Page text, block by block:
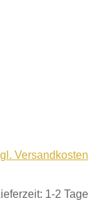
Versandkosten
1-2 Tage